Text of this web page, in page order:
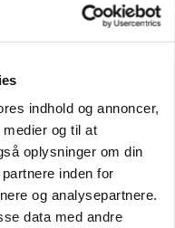
indhold og annoncer,
og til at
oplysninger om din
inden for
og analysepartnere.
data med andre
elefantgræs